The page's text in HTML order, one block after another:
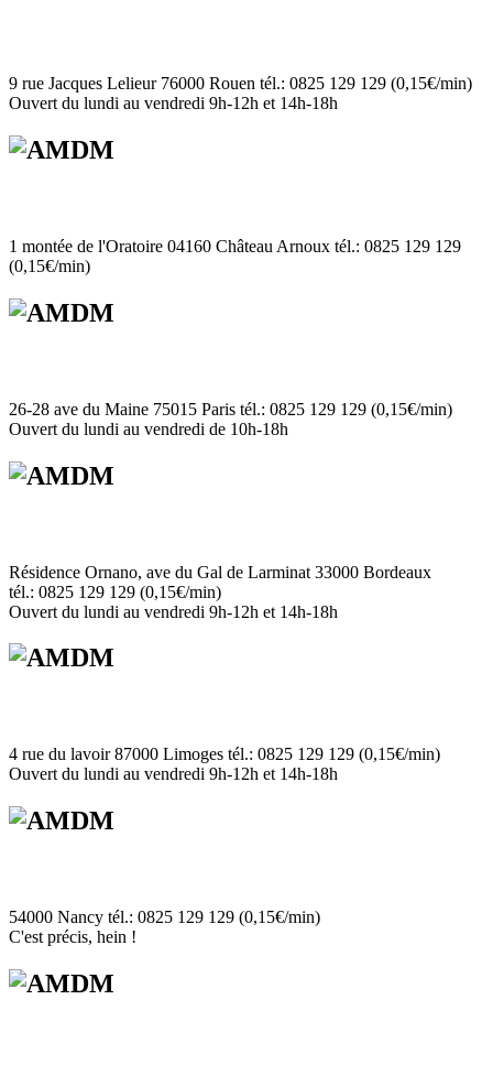
9 rue Jacques Lelieur 76000 Rouen tél.: 0825 129 129 (0,15€/min)
Ouvert du lundi au vendredi 9h-12h et 14h-18h
1 montée de l'Oratoire 04160 Château Arnoux tél.: 0825 129 129
(0,15€/min)
26-28 ave du Maine 75015 Paris tél.: 0825 129 129 (0,15€/min)
Ouvert du lundi au vendredi de 10h-18h
Résidence Ornano, ave du Gal de Larminat 33000 Bordeaux
tél.: 0825 129 129 (0,15€/min)
Ouvert du lundi au vendredi 9h-12h et 14h-18h
4 rue du lavoir 87000 Limoges tél.: 0825 129 129 (0,15€/min)
Ouvert du lundi au vendredi 9h-12h et 14h-18h
54000 Nancy tél.: 0825 129 129 (0,15€/min)
C'est précis, hein !